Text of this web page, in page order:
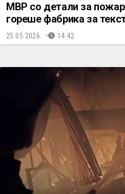
МВР со детали за
гореше фабрика за
25.05.2026. 14:42